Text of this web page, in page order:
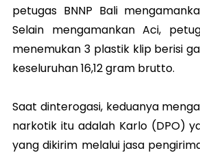
petugas BNNP Bali
Selain mengamankan Aci,
menemukan 3 plastik klip berisi
keseluruhan 16,12 gram brutto.
Saat dinterogasi, keduanya
narkotik itu adalah Karlo (DPO)
yang dikirim melalui jasa